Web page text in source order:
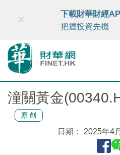
財華智庫網 FINTV
×
下載財華財經
把握投資先機
潼關黃金
原創
日期： 2025年4